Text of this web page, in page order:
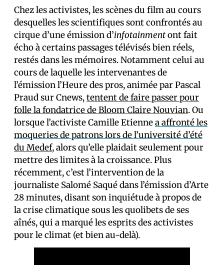
Chez les activistes, les scènes du film au cours
desquelles les scientifiques sont confrontés au
cirque d’une émission d’infotainmentont fait
écho à certains passages télévisés bien réels,
restés dans les mémoires. Notamment celui au
cours de laquelle les intervenant·es de
l’émission l’Heure des pros, animée par Pascal
Praud sur Cnews,tentent de faire passer pour
folle la fondatrice de Bloom Claire Nouvian. Ou
lorsque l’activiste Camille Etiennea affronté les
moqueries de patrons lors de l’université d’été
du Medef, alors qu’elle plaidait seulement pour
mettre des limites à la croissance. Plus
récemment, c’est l’intervention de la
journaliste Salomé Saqué dans l’émission d’Arte
28 minutes, disant son inquiétude à propos de
la crise climatique sous les quolibets de ses
aînés, qui a marqué les esprits des activistes
pour le climat (et bien au-delà).